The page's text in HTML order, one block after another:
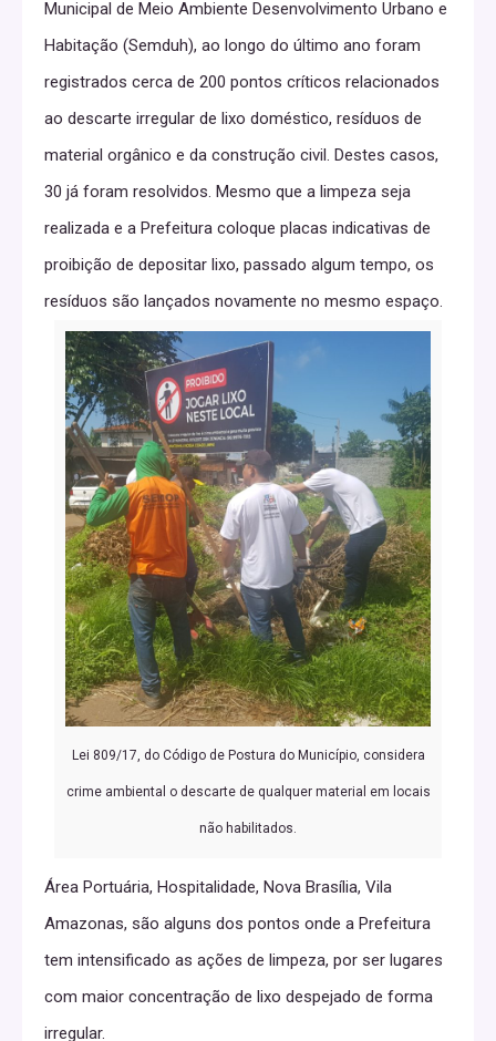
Municipal de Meio Ambiente Desenvolvimento Urbano e
Habitação (Semduh), ao longo do último ano foram
registrados cerca de 200 pontos críticos relacionados
ao descarte irregular de lixo doméstico, resíduos de
material orgânico e da construção civil. Destes casos,
30 já foram resolvidos. Mesmo que a limpeza seja
realizada e a Prefeitura coloque placas indicativas de
proibição de depositar lixo, passado algum tempo, os
resíduos são lançados novamente no mesmo espaço.
Lei 809/17, do Código de Postura do Município, considera
crime ambiental o descarte de qualquer material em locais
não habilitados.
Área Portuária, Hospitalidade, Nova Brasília, Vila
Amazonas, são alguns dos pontos onde a Prefeitura
tem intensificado as ações de limpeza, por ser lugares
com maior concentração de lixo despejado de forma
irregular.